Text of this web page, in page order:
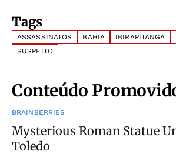
Tags
ASSASSINATOS BAHIA IBIRAPITANGA
SUSPEITO